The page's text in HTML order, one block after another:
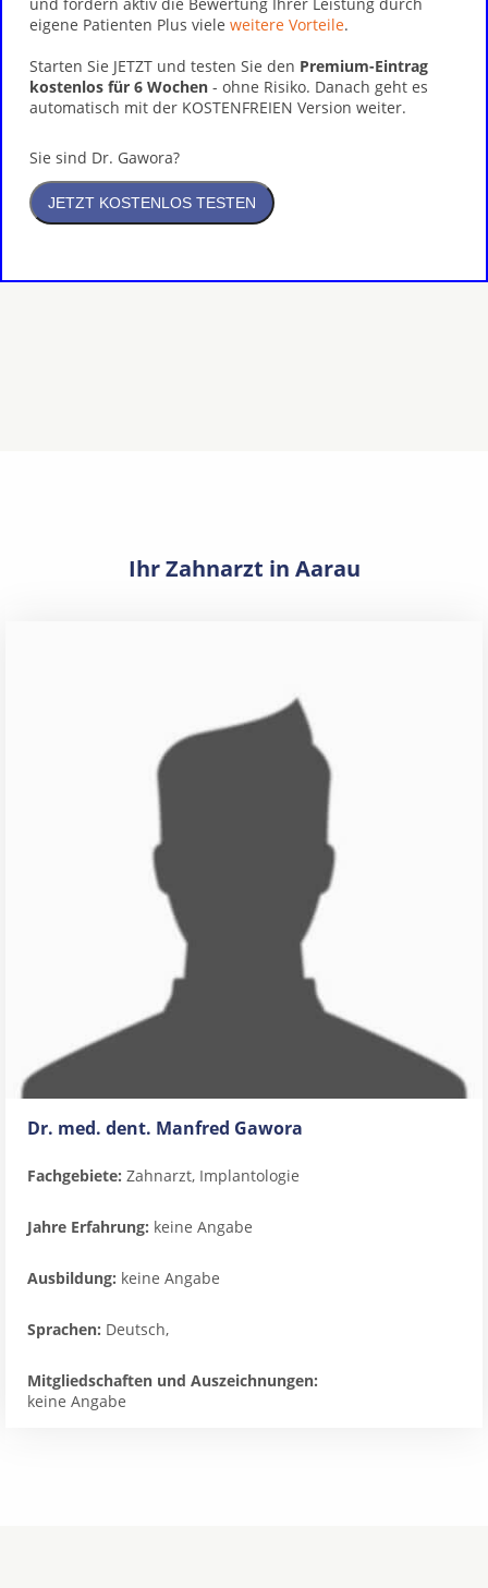
eigene Patienten Plus viele weitere Vorteile.
Starten Sie JETZT und testen Sie den Premium-Eintrag
kostenlos für 6 Wochen - ohne Risiko. Danach geht es
automatisch mit der KOSTENFREIEN Version weiter.
Sie sind Dr. Gawora?
Ihr Zahnarzt in Aarau
Dr. med. dent. Manfred Gawora
Fachgebiete: Zahnarzt, Implantologie
Jahre Erfahrung: keine Angabe
Ausbildung: keine Angabe
Sprachen: Deutsch,
Mitgliedschaften und Auszeichnungen:
keine Angabe